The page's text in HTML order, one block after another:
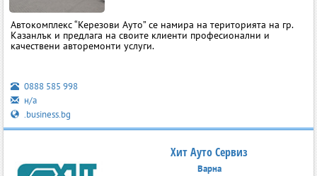
Автокомплекс “Керезови Ауто” се намира на територията на гр.
Казанлък и предлага на своите клиенти професионални и
качествени авторемонти услуги.
0888 585 998
н/а
.business.bg
Хит Ауто Сервиз
Варна